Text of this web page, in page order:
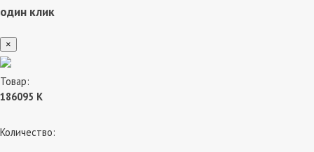
один клик
×
Товар:
186095 К
Количество: